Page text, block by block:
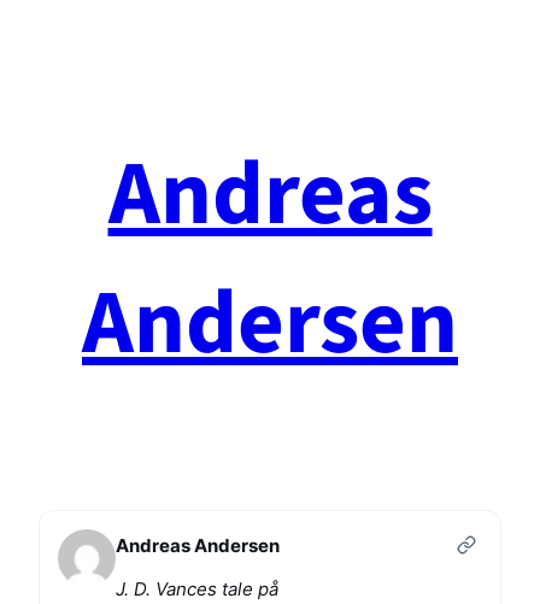
Andreas
Andersen
Andreas Andersen
J. D. Vances tale på